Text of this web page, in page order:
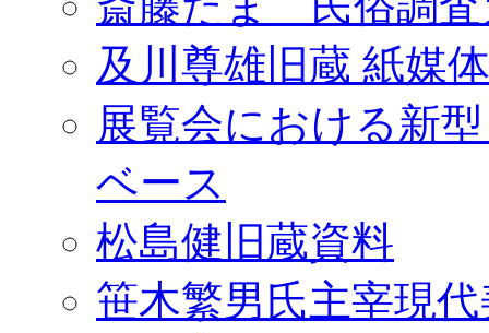
及川尊雄旧蔵 紙媒
展覧会における新
ベース
松島健旧蔵資料
笹木繁男氏主宰現